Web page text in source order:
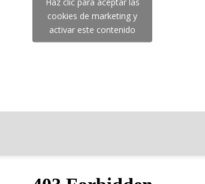
cookies de marketing y
activar este contenido